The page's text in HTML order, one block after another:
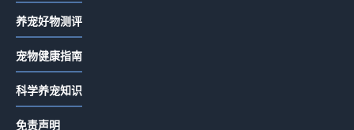
养宠好物测评
宠物健康指南
科学养宠知识
免责声明